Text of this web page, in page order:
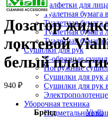
Салфетки для лица
Туалетная бумага
Туалетная бумага
Туалетная бумага
Туалетная бумага
Сушилки для рук
V-образные
Погружные
Сушилки для рук
Сушилки для рук
Электрополотенце
Уборочная техника
Подметальные
Дозатор
локтевой
белый
940 ₽
Бренд Vialli